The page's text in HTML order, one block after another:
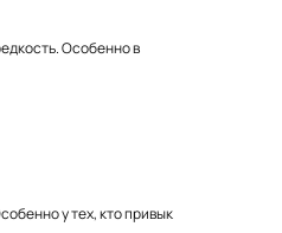
Особенно в
у тех, кто привык